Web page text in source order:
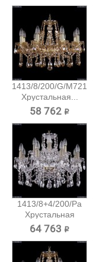
1413/8/200/G/M721
Хрустальная...
58 762 ₽
1413/8+4/200/Pa
Хрустальная
подвесная...
64 763 ₽